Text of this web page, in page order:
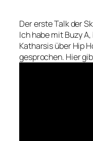
Der erste Talk der
Ich habe mit Buzy
Katharsis über Hip
gesprochen. Hier